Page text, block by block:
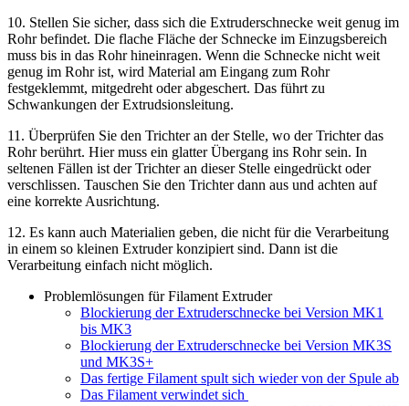
10. Stellen Sie sicher, dass sich die Extruderschnecke weit genug im
Rohr befindet. Die flache Fläche der Schnecke im Einzugsbereich
muss bis in das Rohr hineinragen. Wenn die Schnecke nicht weit
genug im Rohr ist, wird Material am Eingang zum Rohr
festgeklemmt, mitgedreht oder abgeschert. Das führt zu
Schwankungen der Extrudsionsleitung.
11. Überprüfen Sie den Trichter an der Stelle, wo der Trichter das
Rohr berührt. Hier muss ein glatter Übergang ins Rohr sein. In
seltenen Fällen ist der Trichter an dieser Stelle eingedrückt oder
verschlissen. Tauschen Sie den Trichter dann aus und achten auf
eine korrekte Ausrichtung.
12. Es kann auch Materialien geben, die nicht für die Verarbeitung
in einem so kleinen Extruder konzipiert sind. Dann ist die
Verarbeitung einfach nicht möglich.
Problemlösungen für Filament Extruder
Blockierung der Extruderschnecke bei Version MK1
bis MK3
Blockierung der Extruderschnecke bei Version MK3S
und MK3S+
Das fertige Filament spult sich wieder von der Spule ab
Das Filament verwindet sich